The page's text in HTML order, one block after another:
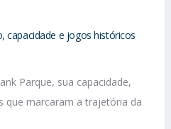
capacidade e jogos históricos
Parque, sua capacidade,
que marcaram a trajetória da